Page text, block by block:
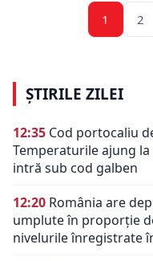
1 2
ȘTIRILE ZILEI
12:35 Cod portocaliu
Temperaturile ajung
intră sub cod galben
12:20 România are
umplute în proporție
nivelurile înregistrate